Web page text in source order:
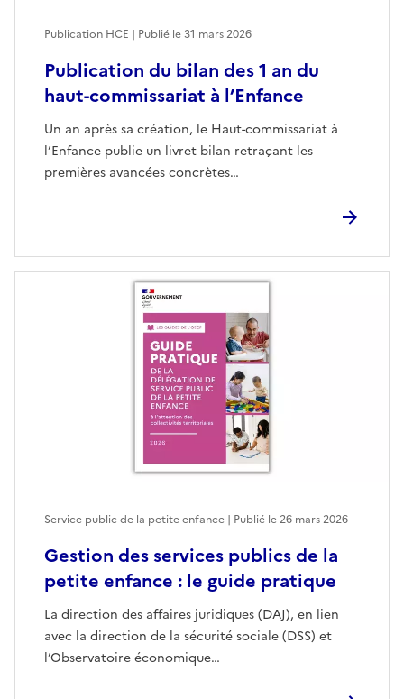
Publication du bilan des 1 an du
haut-commissariat à l’Enfance
Un an après sa création, le Haut-commissariat à
l’Enfance publie un livret bilan retraçant les
premières avancées concrètes…
Publication HCE | Publié le31 mars 2026
Gestion des services publics de la
petite enfance : le guide pratique
La direction des affaires juridiques (DAJ), en lien
avec la direction de la sécurité sociale (DSS) et
l’Observatoire économique…
Service public de la petite enfance | Publié le26 mars 2026